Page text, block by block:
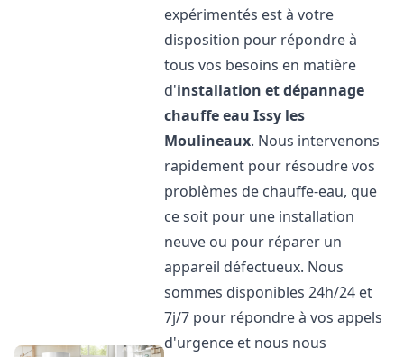
expérimentés est à votre
disposition pour répondre à
tous vos besoins en matière
d'installation et dépannage
chauffe eau Issy les
Moulineaux. Nous intervenons
rapidement pour résoudre vos
problèmes de chauffe-eau, que
ce soit pour une installation
neuve ou pour réparer un
appareil défectueux. Nous
sommes disponibles 24h/24 et
7j/7 pour répondre à vos appels
d'urgence et nous nous